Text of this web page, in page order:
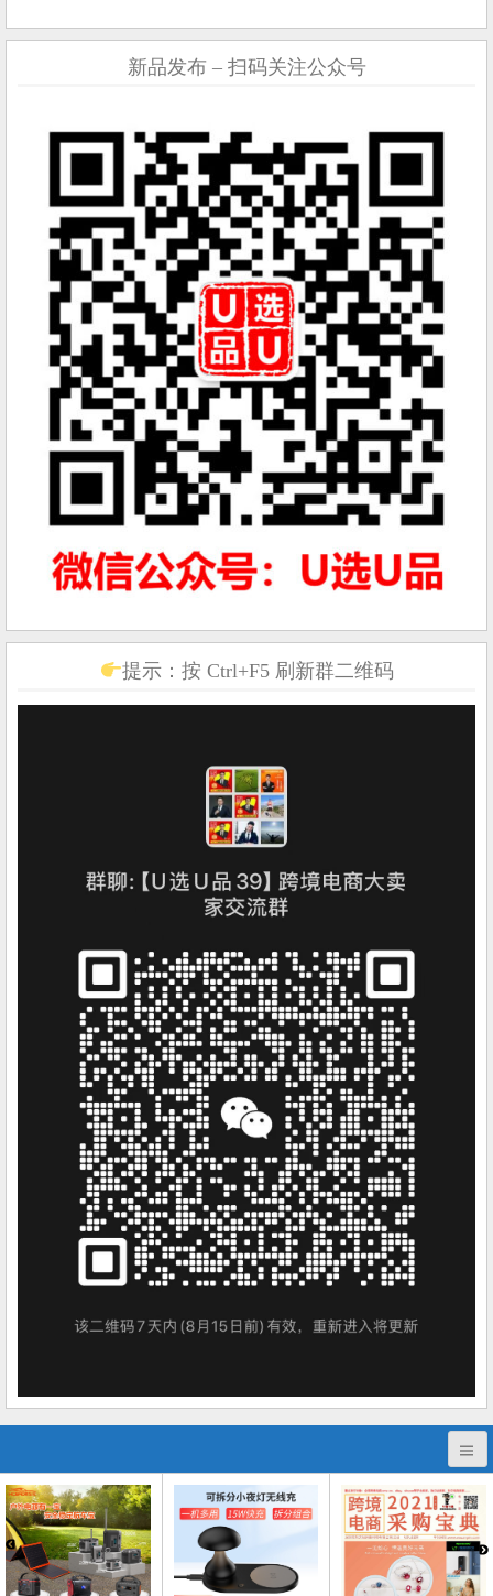
新品发布 – 扫码关注公众号
提示：按 Ctrl+F5 刷新群二维码